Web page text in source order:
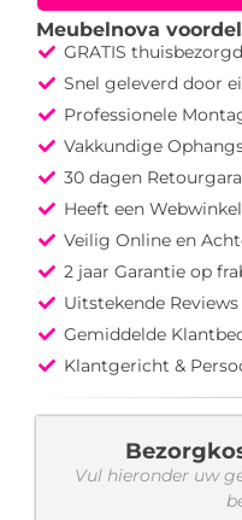
Meubelnova
GRATIS
Snel geleverd door
Professionele
Vakkundige
30 dagen
Heeft een
Veilig Online en
2 jaar Garantie op
Uitstekende Reviews
Gemiddelde
Klantgericht &
Vul hieronder uw